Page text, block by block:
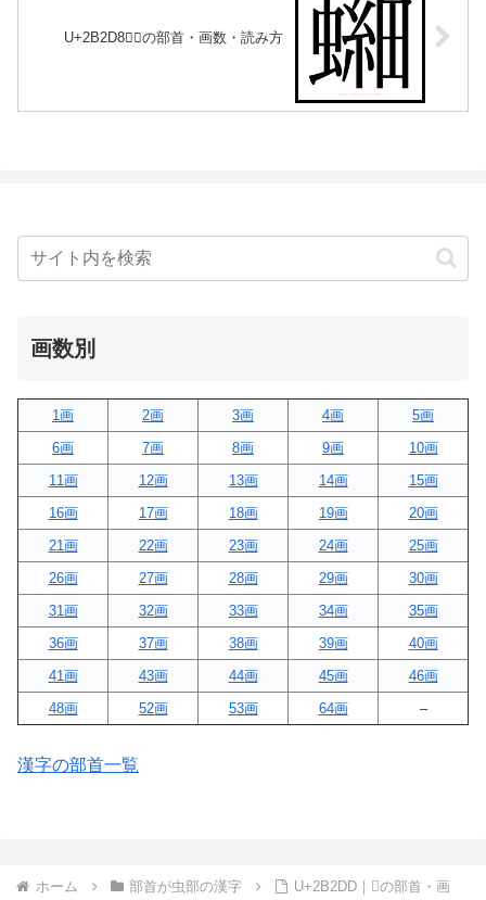
U+2B2D8｜𫋘の部首・画数・読み方
画数別
1画 2画 3画 4画
5画
6画
7画 8画 9画
10画
11画
12画 13画 14画
15画
16画
17画 18画 19画
20画
21画
22画 23画 24画
25画
26画
27画 28画 29画
30画
31画
32画 33画 34画
35画
36画
37画 38画 39画
40画
41画
43画 44画 45画
46画
48画
52画 53画 64画 –
漢字の部首一覧
ホーム 部首が虫部の漢字 U+2B2DD｜𫋝の部首・画